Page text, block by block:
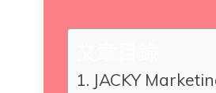
JACKY